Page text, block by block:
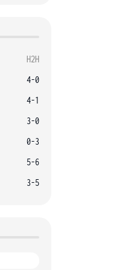
H2H
4-0
4-1
3-0
0-3
5-6
3-5